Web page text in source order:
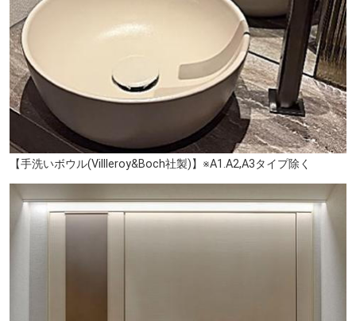
【手洗いボウル(Villleroy&Boch社製)】※A1.A2,A3タイプ除く